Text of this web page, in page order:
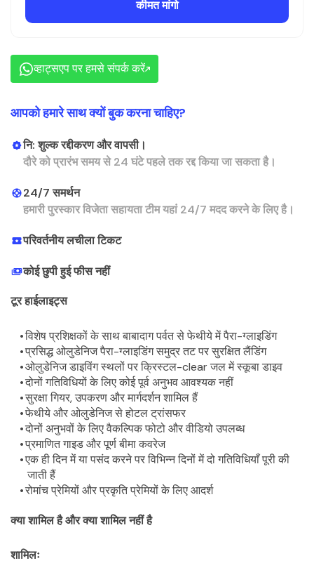
कीमत मांगो
व्हाट्सएप पर हमसे संपर्क करें
आपको हमारे साथ क्यों बुक करना चाहिए?
नि: शुल्क रद्दीकरण और वापसी।
दौरे को प्रारंभ समय से 24 घंटे पहले तक रद्द किया जा सकता है।
24/7 समर्थन
हमारी पुरस्कार विजेता सहायता टीम यहां 24/7 मदद करने के लिए है।
परिवर्तनीय लचीला टिकट
कोई छुपी हुई फीस नहीं
टूर हाईलाइट्स
विशेष प्रशिक्षकों के साथ बाबादाग पर्वत से फेथीये में पैरा-ग्लाइडिंग
प्रसिद्ध ओलुडेनिज पैरा-ग्लाइडिंग समुद्र तट पर सुरक्षित लैंडिंग
ओलुडेनिज डाइविंग स्थलों पर क्रिस्टल-clear जल में स्कूबा डाइव
दोनों गतिविधियों के लिए कोई पूर्व अनुभव आवश्यक नहीं
सुरक्षा गियर, उपकरण और मार्गदर्शन शामिल हैं
फेथीये और ओलुडेनिज से होटल ट्रांसफर
दोनों अनुभवों के लिए वैकल्पिक फोटो और वीडियो उपलब्ध
प्रमाणित गाइड और पूर्ण बीमा कवरेज
एक ही दिन में या पसंद करने पर विभिन्न दिनों में दो गतिविधियाँ पूरी की
जाती हैं
रोमांच प्रेमियों और प्रकृति प्रेमियों के लिए आदर्श
क्या शामिल है और क्या शामिल नहीं है
शामिलः